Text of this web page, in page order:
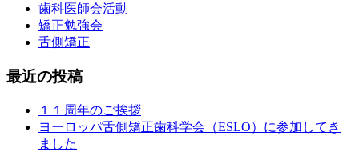
歯科医師会活動
矯正勉強会
舌側矯正
最近の投稿
１１周年のご挨拶
ヨーロッパ舌側矯正歯科学会（ESLO）に参加してき
ました